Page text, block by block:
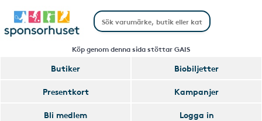
Köp genom denna sida stöttar GAIS
Butiker
Biobiljetter
Presentkort
Kampanjer
Bli medlem
Logga in